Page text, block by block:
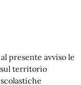
presente avviso le
territorio